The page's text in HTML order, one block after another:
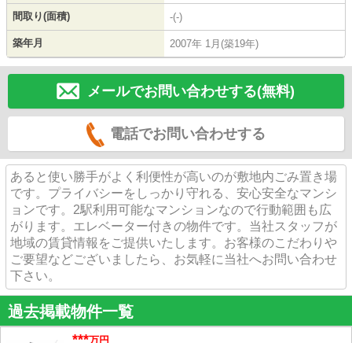
間取り(面積) -(-)
築年月 2007年 1月(築19年)
メールでお問い合わせする(無料)
電話でお問い合わせする
あると使い勝手がよく利便性が高いのが敷地内ごみ置き場
です。プライバシーをしっかり守れる、安心安全なマンシ
ョンです。2駅利用可能なマンションなので行動範囲も広
がります。エレベーター付きの物件です。当社スタッフが
地域の賃貸情報をご提供いたします。お客様のこだわりや
ご要望などございましたら、お気軽に当社へお問い合わせ
下さい。
過去掲載物件一覧
***万円